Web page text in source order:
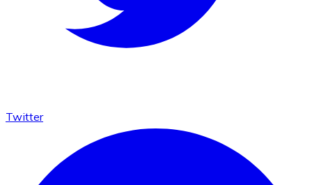
Twitter